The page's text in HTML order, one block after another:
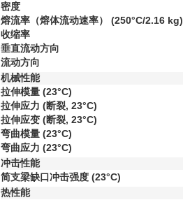
密度
熔流率（熔体流动速率） (250°C/2.16 kg)
收缩率
垂直流动方向
流动方向
机械性能
拉伸模量 (23°C)
拉伸应力 (断裂, 23°C)
拉伸应变 (断裂, 23°C)
弯曲模量 (23°C)
弯曲应力 (23°C)
冲击性能
简支梁缺口冲击强度 (23°C)
热性能